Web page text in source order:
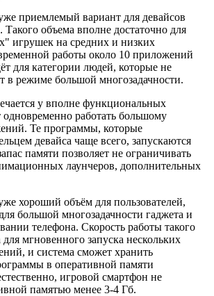
приемлемый вариант для девайсов
Такого объема вполне достаточно для
игрушек на средних и низких
работы около 10 приложений
для категории людей, которые не
в режиме большой многозадачности.
у вполне функциональных
одновременно работать большому
Те программы, которые
девайса чаще всего, запускаются
памяти позволяет не ограничивать
лаунчеров, дополнительных
хороший объём для пользователей,
большой многозадачности гаджета и
телефона. Скорость работы такого
для мгновенного запуска нескольких
и система сможет хранить
в оперативной памяти
игровой смартфон не
памятью менее 3-4 Гб.